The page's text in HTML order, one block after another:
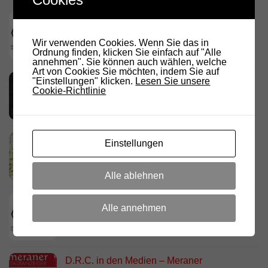
Deutschland Rundspruch 30/2026
Neues dashboard für APRS Digi
28. JULI 2026
Link Südtirol Murnau Süd ändert QRG und
23. JULI 2026
D.R.C. in den Medien – Meraner
Wir verwenden Cookies. Wenn Sie das in
Ordnung finden, klicken Sie einfach auf "Alle
annehmen". Sie können auch wählen, welche
Art von Cookies Sie möchten, indem Sie auf
"Einstellungen" klicken. Lesen Sie unsere
Cookie-Richtlinie
Einstellungen
Alle ablehnen
Alle annehmen